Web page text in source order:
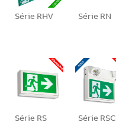
Série RHV Série RN
Série RS Série RSC